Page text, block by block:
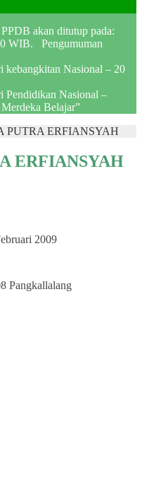
akan ditutup pada:
WIB. Pengumuman
kebangkitan Nasional – 20
Pendidikan Nasional –
Belajar”
PUTRA ERFIANSYAH
ERFIANSYAH
2009
Pangkallalang